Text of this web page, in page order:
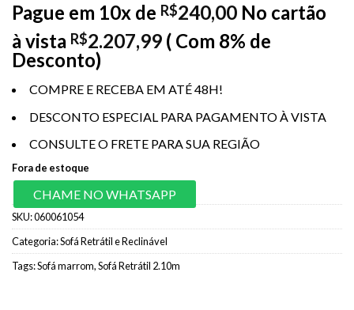
Pague em 10x de R$240,00 No cartão
à vista R$2.207,99 ( Com 8% de
Desconto)
COMPRE E RECEBA EM ATÉ 48H!
DESCONTO ESPECIAL PARA PAGAMENTO À VISTA
CONSULTE O FRETE PARA SUA REGIÃO
Fora de estoque
CHAME NO WHATSAPP
SKU:060061054
Categoria:Sofá Retrátil e Reclinável
Tags:Sofá marrom,Sofá Retrátil 2.10m